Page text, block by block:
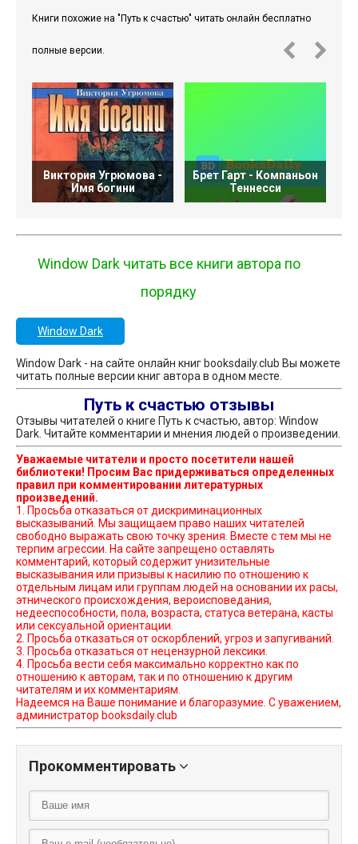
Книги похожие на "Путь к счастью" читать онлайн бесплатно
полные версии.
Виктория Угрюмова -
Имя богини
Брет Гарт - Компаньон
Теннесси
Window Dark читать все книги автора по
порядку
Window Dark
Window Dark - на сайте онлайн книг booksdaily.club Вы можете
читать полные версии книг автора в одном месте.
Путь к счастью отзывы
Отзывы читателей о книге Путь к счастью, автор: Window
Dark. Читайте комментарии и мнения людей о произведении.
Уважаемые читатели и просто посетители нашей
библиотеки! Просим Вас придерживаться определенных
правил при комментировании литературных
произведений.
1. Просьба отказаться от дискриминационных
высказываний. Мы защищаем право наших читателей
свободно выражать свою точку зрения. Вместе с тем мы не
терпим агрессии. На сайте запрещено оставлять
комментарий, который содержит унизительные
высказывания или призывы к насилию по отношению к
отдельным лицам или группам людей на основании их расы,
этнического происхождения, вероисповедания,
недееспособности, пола, возраста, статуса ветерана, касты
или сексуальной ориентации.
2. Просьба отказаться от оскорблений, угроз и запугиваний.
3. Просьба отказаться от нецензурной лексики.
4. Просьба вести себя максимально корректно как по
отношению к авторам, так и по отношению к другим
читателям и их комментариям.
Надеемся на Ваше понимание и благоразумие. С уважением,
администратор booksdaily.club
Прокомментировать